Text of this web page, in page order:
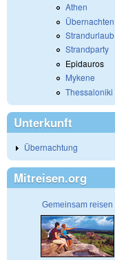
Athen
Übernachten
Strandurlaub
Strandparty
Epidauros
Mykene
Thessaloniki
Unterkunft
Übernachtung
Mitreisen.org
Gemeinsam reisen